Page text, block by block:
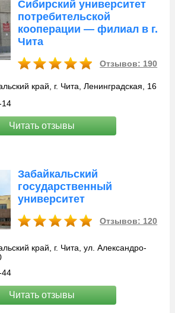
Сибирский университет
потребительской
кооперации — филиал в г.
Чита
Отзывов: 190
край, г. Чита, Ленинградская, 16
14
Читать отзывы
Забайкальский
государственный
университет
Отзывов: 120
край, г. Чита, ул. Александро-
44
Читать отзывы